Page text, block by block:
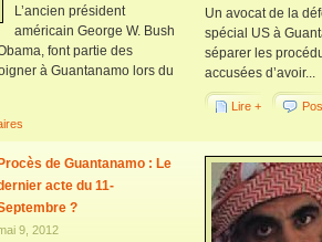
L’ancien président
américain George W. Bush
font partie des
à Guantanamo lors du
Un avocat de la
spécial US à
séparer les
accusées d’avoir...
Lire +
Procès de Guantanamo : Le
acte du 11-
?
9, 2012